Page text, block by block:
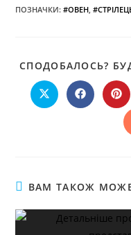
ПОЗНАЧКИ:#ОВЕН
СПОДОБАЛОСЬ?
ВАМ ТАКОЖ